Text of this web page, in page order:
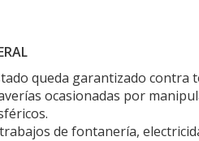
queda garantizado contra
ocasionadas por
de fontanería,